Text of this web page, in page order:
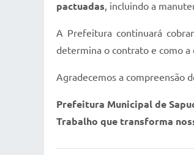
pactuadas, incluindo a
A Prefeitura continuará
determina o contrato e como a
Agradecemos a compreensão
Prefeitura Municipal de
Trabalho que transforma